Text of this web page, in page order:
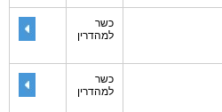
כשר
למהדרין
כשר
למהדרין